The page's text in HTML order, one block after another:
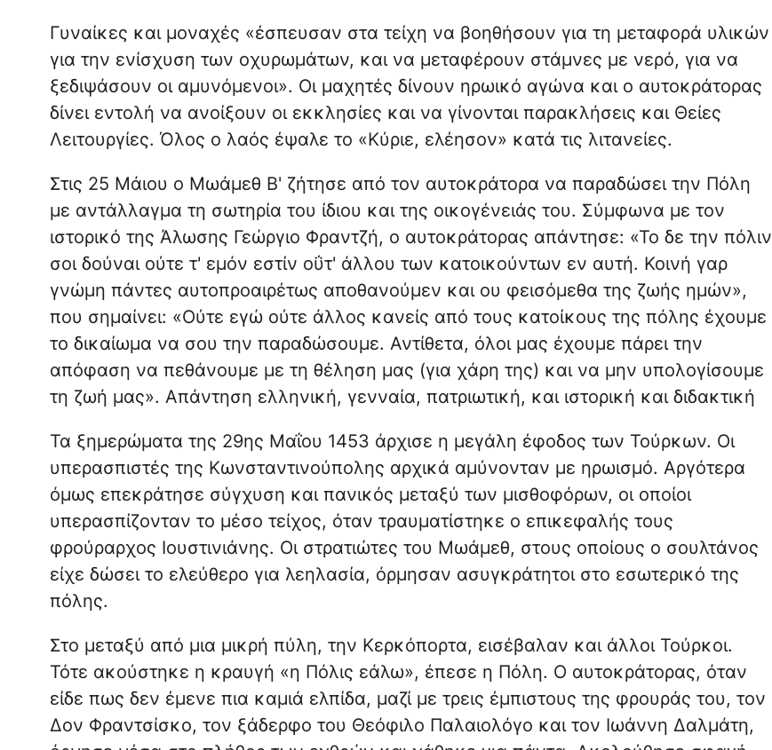
Γυναίκες και μοναχές «έσπευσαν στα τείχη να βοηθήσουν για τη μεταφορά υλικών
για την ενίσχυση των οχυρωμάτων, και να μεταφέρουν στάμνες με νερό, για να
ξεδιψάσουν οι αμυνόμενοι». Οι μαχητές δίνουν ηρωικό αγώνα και ο αυτοκράτορας
δίνει εντολή να ανοίξουν οι εκκλησίες και να γίνονται παρακλήσεις και Θείες
Λειτουργίες. Όλος ο λαός έψαλε το «Κύριε, ελέησον» κατά τις λιτανείες.
Στις 25 Μάιου ο Μωάμεθ Β' ζήτησε από τον αυτοκράτορα να παραδώσει την Πόλη
με αντάλλαγμα τη σωτηρία του ίδιου και της οικογένειάς του. Σύμφωνα με τον
ιστορικό της Άλωσης Γεώργιο Φραντζή, ο αυτοκράτορας απάντησε: «Το δε την πόλιν
σοι δούναι ούτε τ' εμόν εστίν οΰτ' άλλου των κατοικούντων εν αυτή. Κοινή γαρ
γνώμη πάντες αυτοπροαιρέτως αποθανούμεν και ου φεισόμεθα της ζωής ημών»,
που σημαίνει: «Ούτε εγώ ούτε άλλος κανείς από τους κατοίκους της πόλης έχουμε
το δικαίωμα να σου την παραδώσουμε. Αντίθετα, όλοι μας έχουμε πάρει την
απόφαση να πεθάνουμε με τη θέληση μας (για χάρη της) και να μην υπολογίσουμε
τη ζωή μας». Απάντηση ελληνική, γενναία, πατριωτική, και ιστορική και διδακτική
Τα ξημερώματα της 29ης Μαΐου 1453 άρχισε η μεγάλη έφοδος των Τούρκων. Οι
υπερασπιστές της Κωνσταντινούπολης αρχικά αμύνονταν με ηρωισμό. Αργότερα
όμως επεκράτησε σύγχυση και πανικός μεταξύ των μισθοφόρων, οι οποίοι
υπερασπίζονταν το μέσο τείχος, όταν τραυματίστηκε ο επικεφαλής τους
φρούραρχος Ιουστινιάνης. Οι στρατιώτες του Μωάμεθ, στους οποίους ο σουλτάνος
είχε δώσει το ελεύθερο για λεηλασία, όρμησαν ασυγκράτητοι στο εσωτερικό της
πόλης.
Στο μεταξύ από μια μικρή πύλη, την Κερκόπορτα, εισέβαλαν και άλλοι Τούρκοι.
Τότε ακούστηκε η κραυγή «η Πόλις εάλω», έπεσε η Πόλη. Ο αυτοκράτορας, όταν
είδε πως δεν έμενε πια καμιά ελπίδα, μαζί με τρεις έμπιστους της φρουράς του, τον
Δον Φραντσίσκο, τον ξάδερφο του Θεόφιλο Παλαιολόγο και τον Ιωάννη Δαλμάτη,